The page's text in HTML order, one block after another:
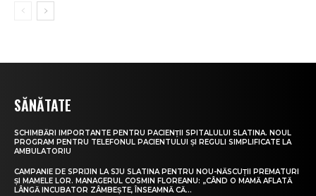
SĂNĂTATE
SCHIMBĂRI IMPORTANTE PENTRU PACIENȚII SPITALULUI SLATINA. NOUL
PROGRAM PENTRU TELEFONUL PACIENTULUI ȘI REGULI SIMPLIFICATE LA
AMBULATORIU
CAMPANIE DE SPRIJIN LA SJU SLATINA PENTRU NOU-NĂSCUȚII PREMATURI
ȘI MAMELE LOR. MANAGERUL COSMIN FLOREANU: „CÂND O MAMĂ AFLATĂ
LÂNGĂ INCUBATOR ZÂMBEȘTE, ÎNSEAMNĂ CĂ...